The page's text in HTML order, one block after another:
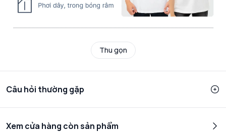
Thu gọn
Câu hỏi thường gặp
Xem cửa hàng còn sản phẩm